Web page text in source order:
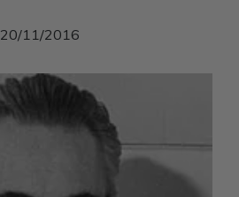
11/2016